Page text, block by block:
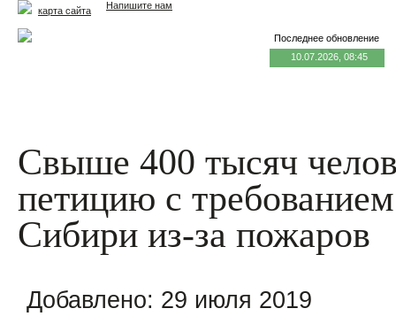
Напишите нам
карта сайта
Последнее обновление
10.07.2026, 08:45
Свыше 400 тысяч
петицию с
Сибири из-за пожаров
Добавлено: 29 июля 2019